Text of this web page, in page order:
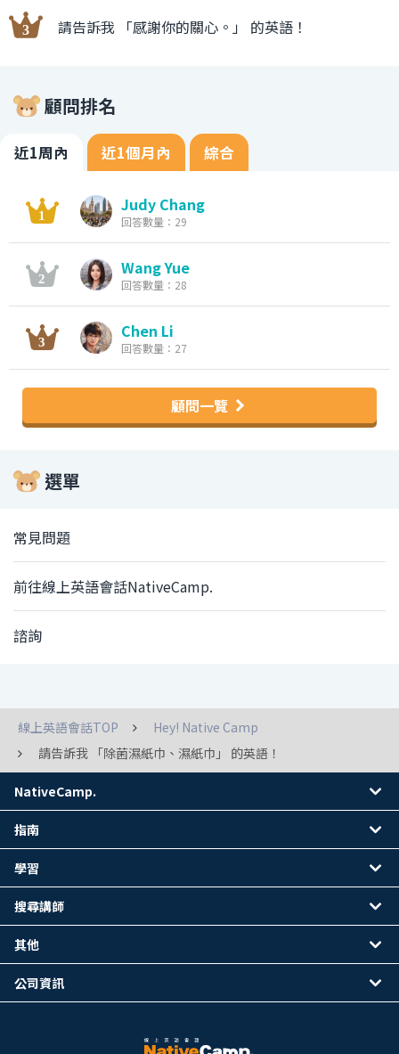
請告訴我 「感謝你的關心。」 的英語！
顧問排名
近1周內 近1個月內 綜合
Judy Chang
回答數量：29
Wang Yue
回答數量：28
Chen Li
回答數量：27
顧問一覽
選單
常見問題
前往線上英語會話NativeCamp.
諮詢
線上英語會話TOP
Hey! Native Camp
請告訴我 「除菌濕紙巾、濕紙巾」 的英語！
NativeCamp.
指南
學習
搜尋講師
其他
公司資訊